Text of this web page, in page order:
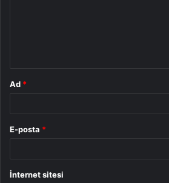
Ad *
E-posta *
İnternet sitesi